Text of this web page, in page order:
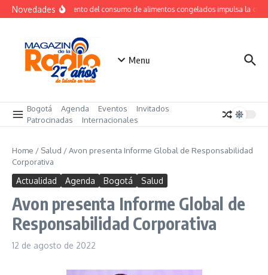
Saltar al contenido
NovedadesCrecimiento del consumo de alimentos congelados impulsa la
Menu
Bogotá Agenda Eventos
Invitados
Patrocinadas
Internacionales
Home / Salud /Avon presenta Informe Global de Responsabilidad
Corporativa
Actualidad Agenda Bogotá Salud
Avon presenta Informe Global de
Responsabilidad Corporativa
12 de agosto de 2022